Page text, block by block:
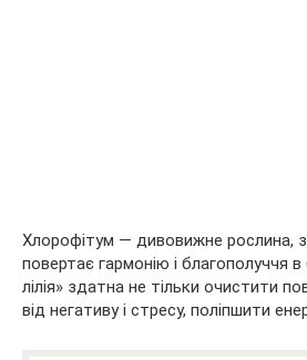
Хлорофітум — дивовижне рослина,
повертає гармонію і благополуччя
лілія» здатна не тільки очистити
від негативу і стресу, поліпшити